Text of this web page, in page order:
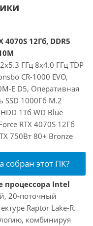
12Гб, DDR5
ГГц 8x4.0 ГГц TDP
CR-1000 EVO,
E D5, Оперативная
SSD 1000Гб M.2
1Тб WD Blue
RTX 4070S 12Гб
750Вт 80+ Bronze
собран этот ПК?
процессора Intel
20-поточный
Raptor Lake-R.
комбинируя